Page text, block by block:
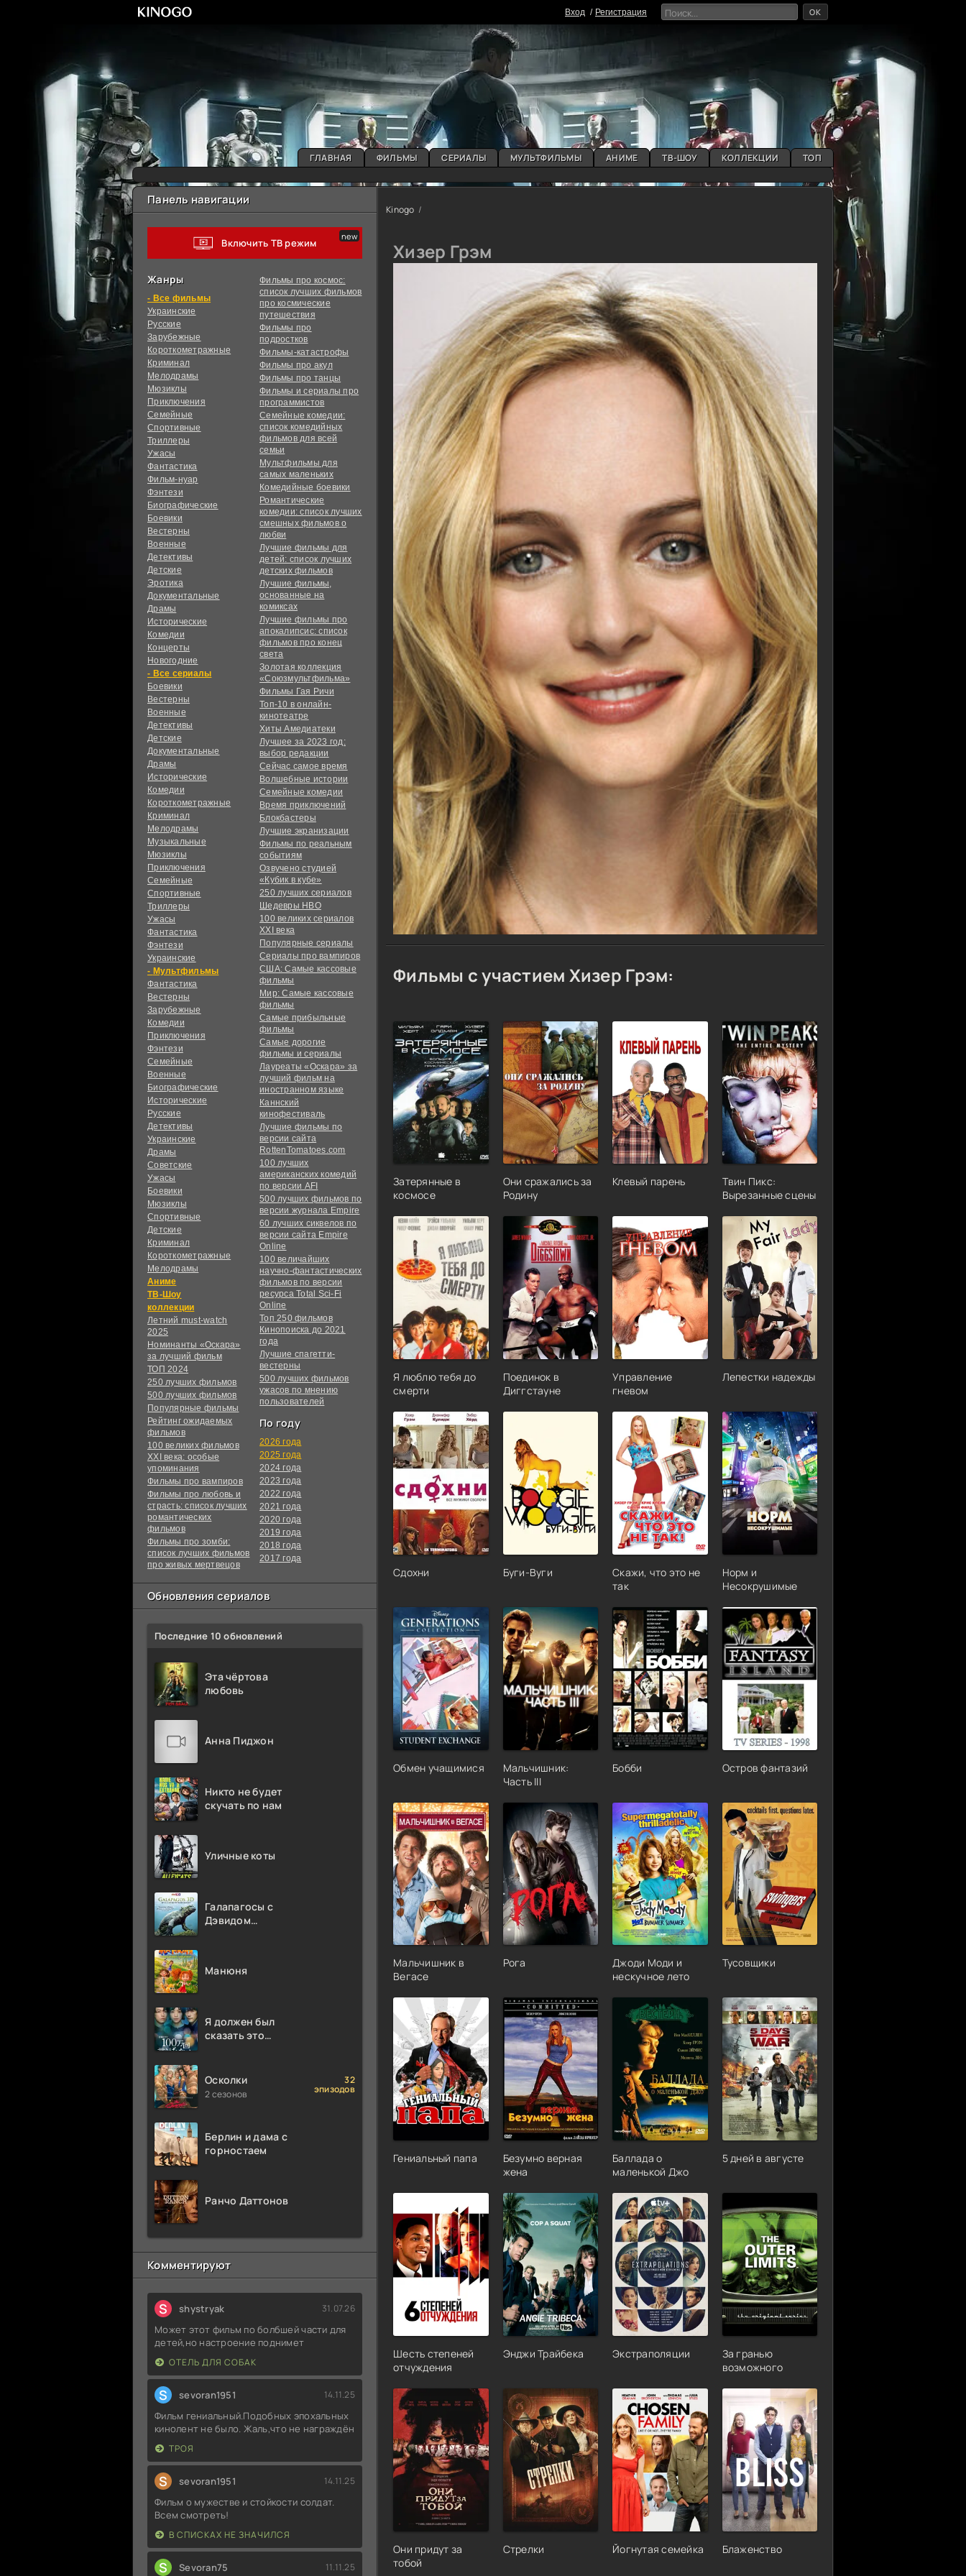
Вxoд Регистрация OK
ГЛАВНАЯ ФИЛЬМЫ СЕРИАЛЫ МУЛЬТФИЛЬМЫ АНИМЕ ТВ-ШОУ КОЛЛЕКЦИИ ТОП
Панель навигации
Включить ТВ режим
Жанры
фильмы
Украинcкие
Русские
Зарубежные
Короткометражные
Криминал
Мелодрамы
Мюзиклы
Приключения
Семейные
Спортивные
Триллеры
Ужасы
Фантастика
Фильм-нуар
Фэнтези
Биографические
Боевики
Вестерны
Военные
Детективы
Детские
Эротика
Документальные
Драмы
Исторические
Комедии
Концерты
Новогодние
сериалы
Боевики
Вестерны
Военные
Детективы
Детские
Документальные
Драмы
Исторические
Комедии
Короткометражные
Криминал
Мелодрамы
Музыкальные
Мюзиклы
Приключения
Семейные
Спортивные
Триллеры
Ужасы
Фантастика
Фэнтези
Украинcкие
Мультфильмы
Фантастика
Вестерны
Зарубежные
Комедии
Приключения
Фэнтези
Семейные
Военные
Биографические
Исторические
Русские
Детективы
Украинские
Драмы
Советские
Ужасы
Боевики
Мюзиклы
Спортивные
Детские
Криминал
Короткометражные
Мелодрамы
Аниме
ТВ-Шоу
коллекции
Летний must-watch
2025
Номинанты «Оскара»
за лучший фильм
ТОП 2024
250 лучших фильмов
500 лучших фильмов
Популярные фильмы
Рейтинг ожидаемых
фильмов
100 великих фильмов
XXI века: особые
упоминания
Фильмы про вампиров
Фильмы про любовь и
страсть: список лучших
романтических
фильмов
Фильмы про зомби:
список лучших фильмов
про живых мертвецов
Фильмы про космос:
список лучших фильмов
про космические
путешествия
Фильмы про
подростков
Фильмы-катастрофы
Фильмы про акул
Фильмы про танцы
Фильмы и сериалы про
программистов
Семейные комедии:
список комедийных
фильмов для всей
семьи
Мультфильмы для
самых маленьких
Комедийные боевики
Романтические
комедии: список лучших
смешных фильмов о
любви
Лучшие фильмы для
детей: список лучших
детских фильмов
Лучшие фильмы,
основанные на
комиксах
Лучшие фильмы про
апокалипсис: список
фильмов про конец
света
Золотая коллекция
«Союзмультфильма»
Фильмы Гая Ричи
Топ-10 в онлайн-
кинотеатре
Хиты Амедиатеки
Лучшее за 2023 год:
выбор редакции
Сейчас самое время
Волшебные истории
Семейные комедии
Время приключений
Блокбастеры
Лучшие экранизации
Фильмы по реальным
событиям
Озвучено студией
«Кубик в кубе»
250 лучших сериалов
Шедевры HBO
100 великих сериалов
XXI века
Популярные сериалы
Сериалы про вампиров
США: Самые кассовые
фильмы
Мир: Самые кассовые
фильмы
Самые прибыльные
фильмы
Самые дорогие
фильмы и сериалы
Лауреаты «Оскара» за
лучший фильм на
иностранном языке
Каннский
кинофестиваль
Лучшие фильмы по
версии сайта
RottenTomatoes.com
100 лучших
американских комедий
по версии AFI
500 лучших фильмов по
версии журнала Empire
60 лучших сиквелов по
версии сайта Empire
Online
100 величайших
научно-фантастических
фильмов по версии
ресурса Total Sci-Fi
Online
Топ 250 фильмов
Кинопоиска до 2021
года
Лучшие спагетти-
вестерны
500 лучших фильмов
ужасов по мнению
пользователей
По году
2026 года
2025 года
2024 года
2023 года
2022 года
2021 года
2020 года
2019 года
2018 года
2017 года
Обновления сериалов
Последние 10 обновлений
Эта чёртова
любовь
Анна Пиджон
Никто не будет
скучать по нам
Уличные коты
Галапагосы с
Дэвидом
Манюня
Я должен был
сказать это
Осколки
2 сезонов
32
эпизодов
Берлин и дама с
горностаем
Ранчо Даттонов
Комментируют
S shystryak 31.07.26
Может этот фильм по болбшей части для
детей,но настроение поднимет
ОТЕЛЬ ДЛЯ СОБАК
S sevoran1951 14.11.25
Фильм гениальный.Подобных эпохальных
кинолент не было. Жаль,что не награждён
ТРОЯ
S sevoran1951 14.11.25
Фильм о мужестве и стойкости солдат.
Всем смотреть!
В СПИСКАХ НЕ ЗНАЧИЛСЯ
S Sevoran75 11.11.25
Kinogo
Хизер Грэм
Фильмы с участием Хизер Грэм:
Затерянные в
космосе
Они сражались за
Родину
Клевый парень
Твин Пикс:
Вырезанные сцены
Я люблю тебя до
смерти
Поединок в
Диггстауне
Управление
гневом
Лепестки надежды
Сдохни Буги-Вуги
Скажи, что это не
так
Норм и
Несокрушимые
Обмен учащимися
Мальчишник:
Часть III
Бобби Остров фантазий
Мальчишник в
Вегасе
Рога
Джоди Моди и
нескучное лето
Тусовщики
Гениальный папа
Безумно верная
жена
Баллада о
маленькой Джо
5 дней в августе
Шесть степеней
отчуждения
Энджи Трайбека Экстраполяции
За гранью
возможного
Они придут за
тобой
Стрелки Йогнутая семейка Блаженство